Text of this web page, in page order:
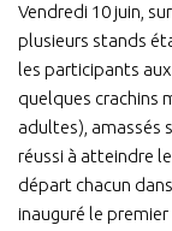
Vendredi 10 juin,
plusieurs stands
les participants
quelques crachins
adultes), amassés
réussi à atteindre
départ chacun
inauguré le